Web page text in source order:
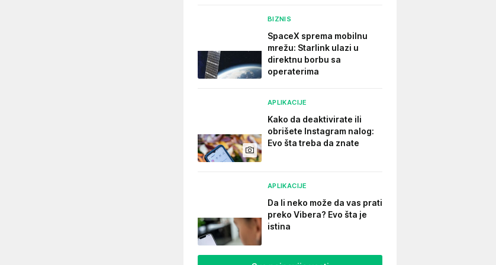
BIZNIS
SpaceX sprema mobilnu
mrežu: Starlink ulazi u
direktnu borbu sa
operaterima
APLIKACIJE
Kako da deaktivirate ili
obrišete Instagram nalog:
Evo šta treba da znate
APLIKACIJE
Da li neko može da vas prati
preko Vibera? Evo šta je
istina